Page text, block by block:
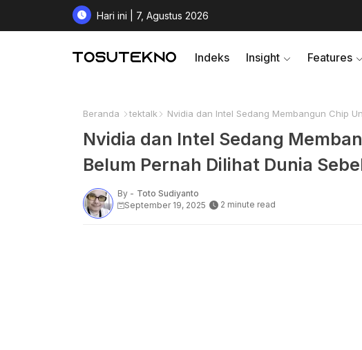
Hari ini | 7, Agustus 2026
Indeks Insight Features
Beranda tektalk Nvidia dan Intel Sedang Membangun Chip
Nvidia dan Intel Sedang
Belum Pernah Dilihat Dunia
By - Toto Sudiyanto
September 19, 2025
2 minute read